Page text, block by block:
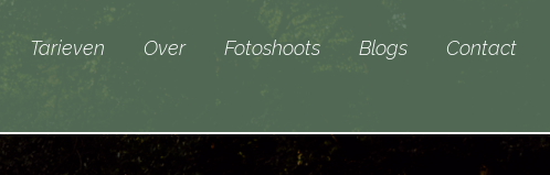
Tarieven Over Fotoshoots Blogs Contact